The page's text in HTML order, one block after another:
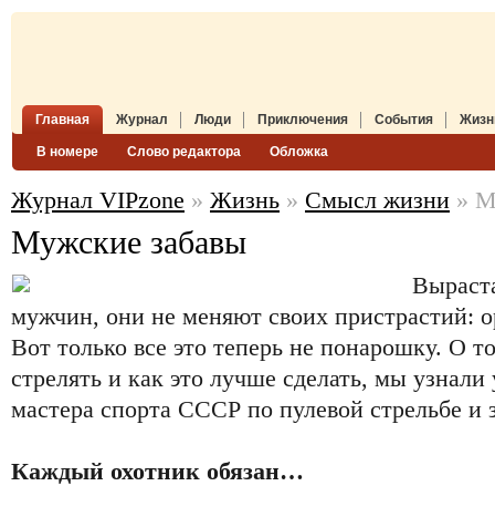
Главная Журнал
В номере Слово редактора Обложка
Люди Приключения События
Журнал VIPzone » Жизнь » Смысл жизни »
Мужские забавы
мужчин, они не меняют своих пристрастий:
Вот только все это теперь не понарошку. О
стрелять и как это лучше сделать, мы
мастера спорта СССР по пулевой стрельбе и
Каждый охотник обязан…